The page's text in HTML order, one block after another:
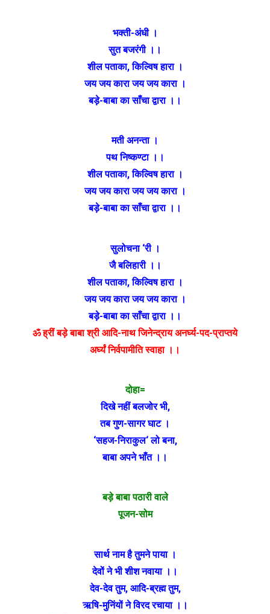
भक्ती-अंधी ।
सुत बजरंगी ।।
शील पताका,किल्विष हारा ।
जय जय कारा जय जय कारा ।
बड़े-बाबा का साँचा द्वारा ।।
मती अनन्ता ।
पथ निष्कण्टा ।।
शील पताका,किल्विष हारा ।
जय जय कारा जय जय कारा ।
बड़े-बाबा का साँचा द्वारा ।।
सुलोचना ‘री ।
जै बलिहारी ।।
शील पताका,किल्विष हारा ।
जय जय कारा जय जय कारा ।
बड़े-बाबा का साँचा द्वारा ।।
ॐ ह्रीं बड़े बाबा श्री आदि-नाथ जिनेन्द्राय अनर्घ्य-पद-प्राप्तये
अर्घ्यं निर्वपामीति स्वाहा ।।
दोहा=
दिखे नहीं बलजोर भी,
तब गुण-सागर घाट ।
‘सहज-निराकुल‘लो बना,
बाबा अपने भाँत ।।
बड़े बाबा पठारी वाले
पूजन-सोम
सार्थ नाम है तुमने पाया ।
देवों ने भी शीश नवाया ।।
देव-देव तुम, आदि-ब्रह्म तुम,
ऋषि-मुनिंयों ने विरद रचाया ।।